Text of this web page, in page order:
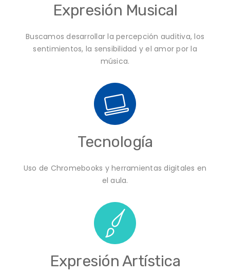
Expresión Musical
Buscamos desarrollar la percepción auditiva, los
sentimientos, la sensibilidad y el amor por la
música.
Tecnología
Uso de Chromebooks y herramientas digitales en
el aula.
Expresión Artística